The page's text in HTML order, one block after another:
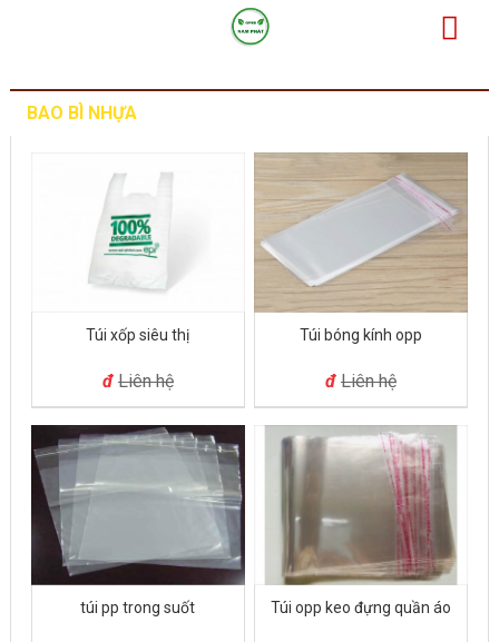
BAO BÌ NHỰA
Túi xốp siêu thị
đ Liên hệ
Túi bóng kính opp
đ Liên hệ
Túi opp keo đựng quần áo
túi pp trong suốt